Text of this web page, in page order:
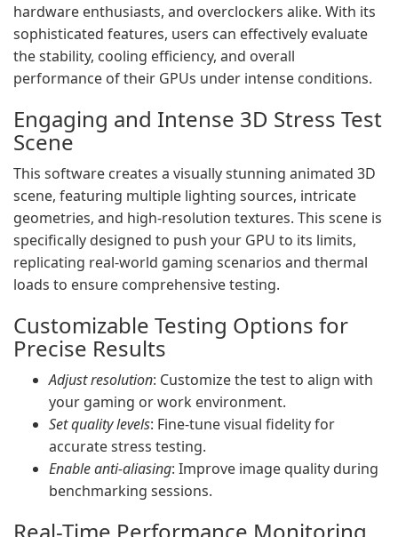
hardware enthusiasts, and overclockers alike. With its
sophisticated features, users can effectively evaluate
the stability, cooling efficiency, and overall
performance of their GPUs under intense conditions.
Engaging and Intense 3D Stress Test
Scene
This software creates a visually stunning animated 3D
scene, featuring multiple lighting sources, intricate
geometries, and high-resolution textures. This scene is
specifically designed to push your GPU to its limits,
replicating real-world gaming scenarios and thermal
loads to ensure comprehensive testing.
Customizable Testing Options for
Precise Results
Adjust resolution: Customize the test to align with
your gaming or work environment.
Set quality levels: Fine-tune visual fidelity for
accurate stress testing.
Enable anti-aliasing: Improve image quality during
benchmarking sessions.